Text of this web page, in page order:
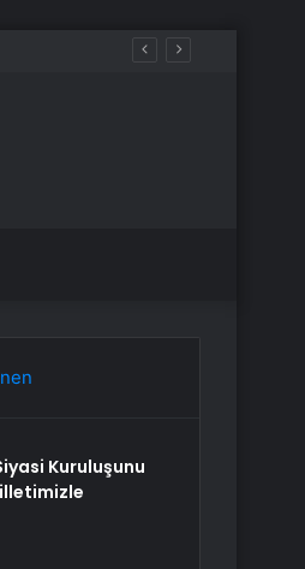
Kuruluşunu